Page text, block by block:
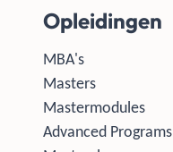
Opleidingen
MBA's
Masters
Mastermodules
Advanced Programs